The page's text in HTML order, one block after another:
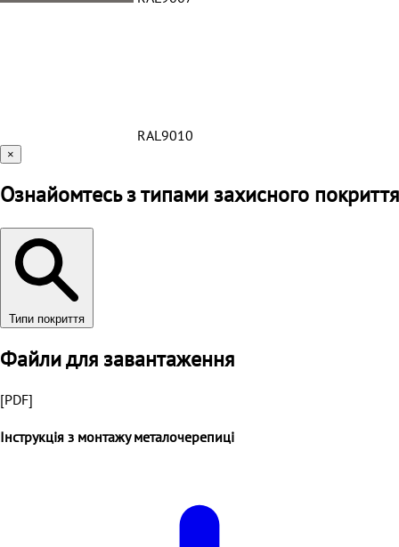
RAL9010
×
Ознайомтесь з типами захисного покриття
Типи покриття
Файли для завантаження
[PDF]
Інструкція з монтажу металочерепиці